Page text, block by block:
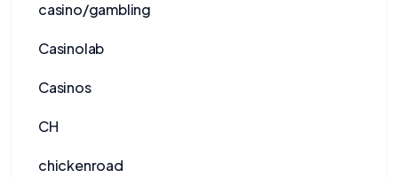
casino/gambling
Casinolab
Casinos
CH
chickenroad